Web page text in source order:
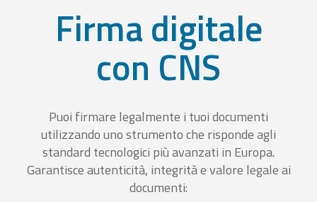
Firma digitale
con CNS
Puoi firmare legalmente i tuoi documenti
utilizzando uno strumento che risponde agli
standard tecnologici più avanzati in Europa.
Garantisce autenticità, integrità e valore legale ai
documenti: